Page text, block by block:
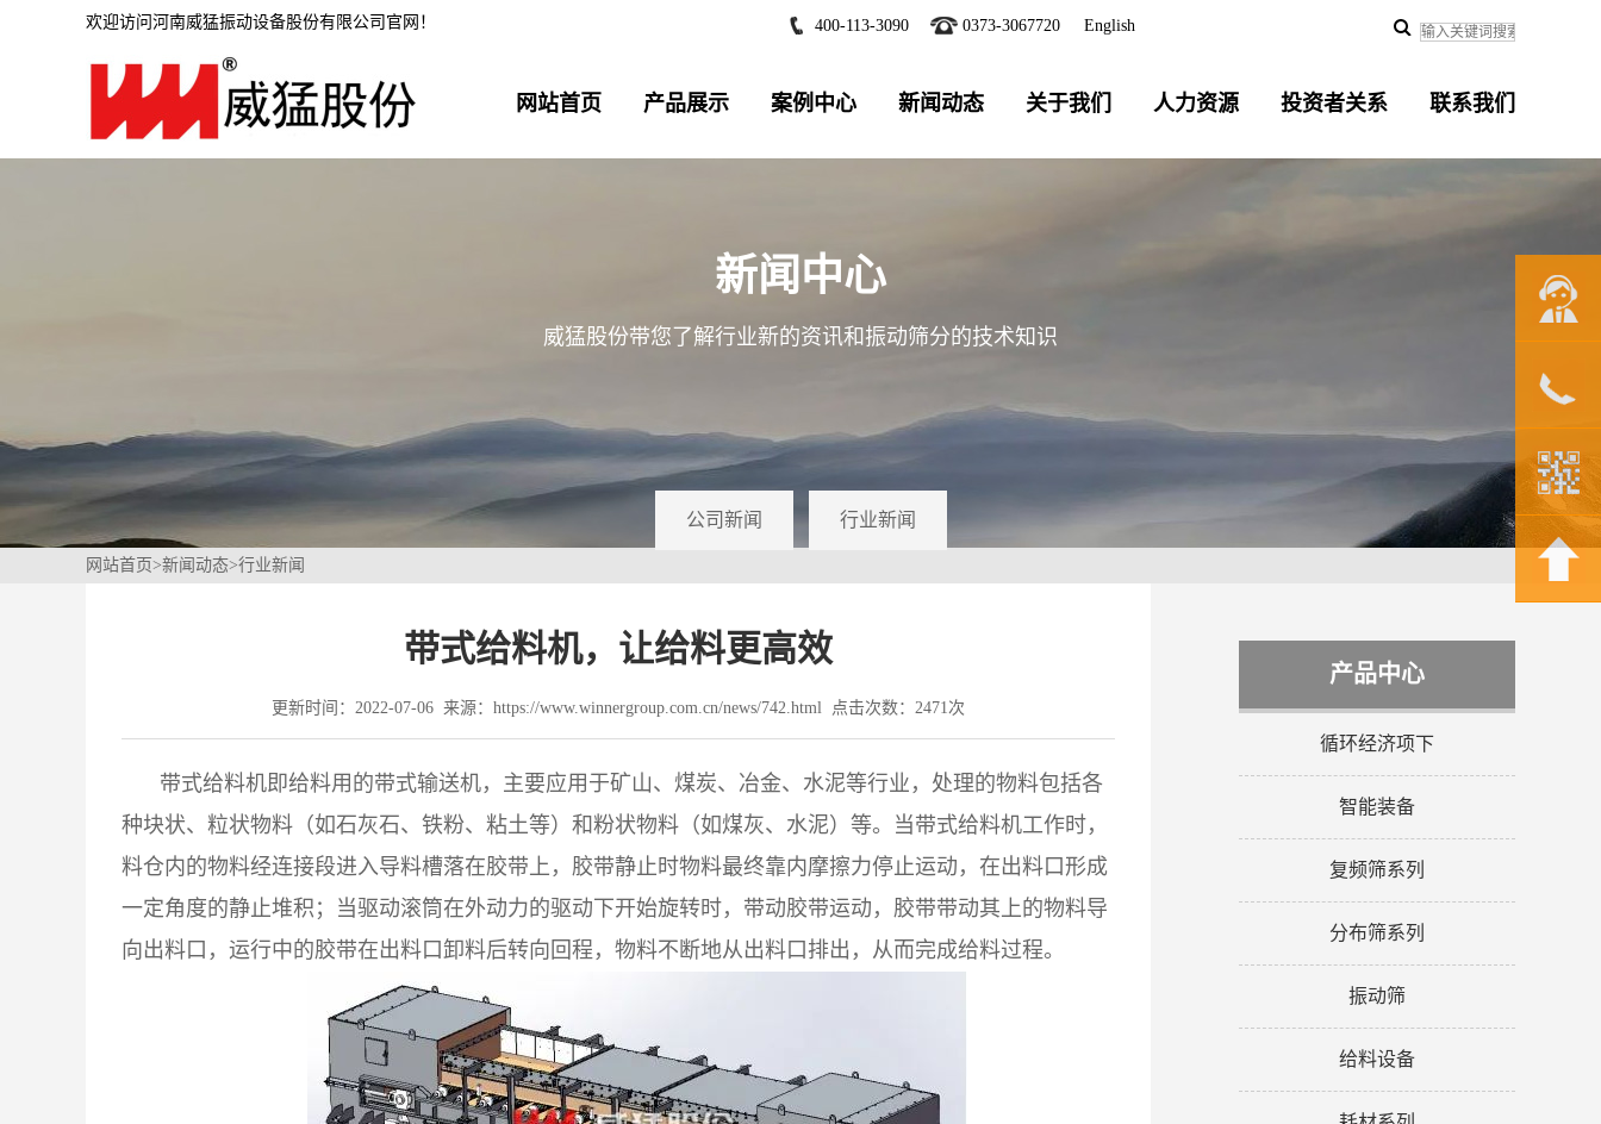
欢迎访问河南威猛振动设备股份有限公司官网！ 400-113-3090 0373-3067720 English
网站首页 产品展示 案例中心 新闻动态 关于我们 人力资源 投资者关系 联系我们
新闻中心
威猛股份带您了解行业新的资讯和振动筛分的技术知识
公司新闻 行业新闻
网站首页>新闻动态>行业新闻
带式给料机，让给料更高效
更新时间：2022-07-06 来源：https://www.winnergroup.com.cn/news/742.html 点击次数：2471次
带式给料机即给料用的带式输送机，主要应用于矿山、煤炭、冶金、水泥等行业，处理的物料包括各
种块状、粒状物料（如石灰石、铁粉、粘土等）和粉状物料（如煤灰、水泥）等。当带式给料机工作时，
料仓内的物料经连接段进入导料槽落在胶带上，胶带静止时物料最终靠内摩擦力停止运动，在出料口形成
一定角度的静止堆积；当驱动滚筒在外动力的驱动下开始旋转时，带动胶带运动，胶带带动其上的物料导
向出料口，运行中的胶带在出料口卸料后转向回程，物料不断地从出料口排出，从而完成给料过程。
产品中心
循环经济项下
智能装备
复频筛系列
分布筛系列
振动筛
给料设备
联系我们